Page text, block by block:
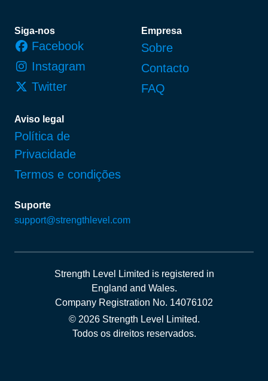
Rodapé
Siga-nos
Facebook
Instagram
Twitter
Empresa
Sobre
Contacto
FAQ
Aviso legal
Política de
Privacidade
Termos e condições
Suporte
support@strengthlevel.com
Strength Level Limited is registered in
England and Wales.
Company Registration No. 14076102
© 2026 Strength Level Limited.
Todos os direitos reservados.